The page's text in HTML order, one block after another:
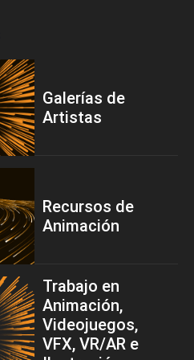
Galerías de
Artistas
Recursos de
Animación
Trabajo en
Animación,
Videojuegos,
VFX, VR/AR e